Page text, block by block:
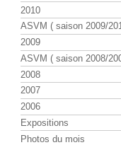
2010
ASVM ( saison 2009/
2009
ASVM ( saison 2008/
2008
2007
2006
Expositions
Photos du mois